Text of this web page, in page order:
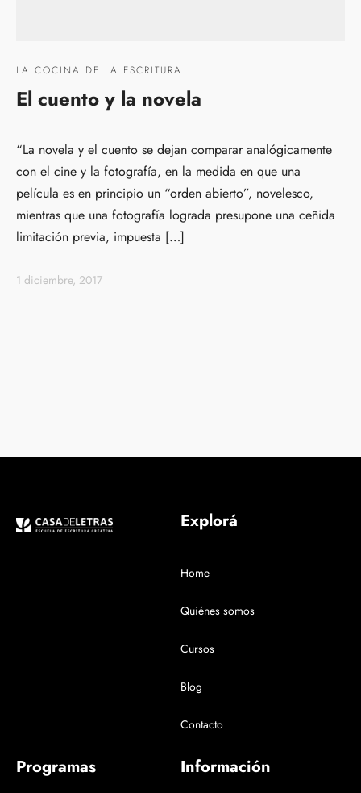
LA COCINA DE LA ESCRITURA
El cuento y la novela
“La novela y el cuento se dejan comparar analógicamente
con el cine y la fotografía, en la medida en que una
película es en principio un “orden abierto”, novelesco,
mientras que una fotografía lograda presupone una ceñida
limitación previa, impuesta […]
1 diciembre, 2017
Explorá
Home
Quiénes somos
Cursos
Blog
Contacto
Programas Información